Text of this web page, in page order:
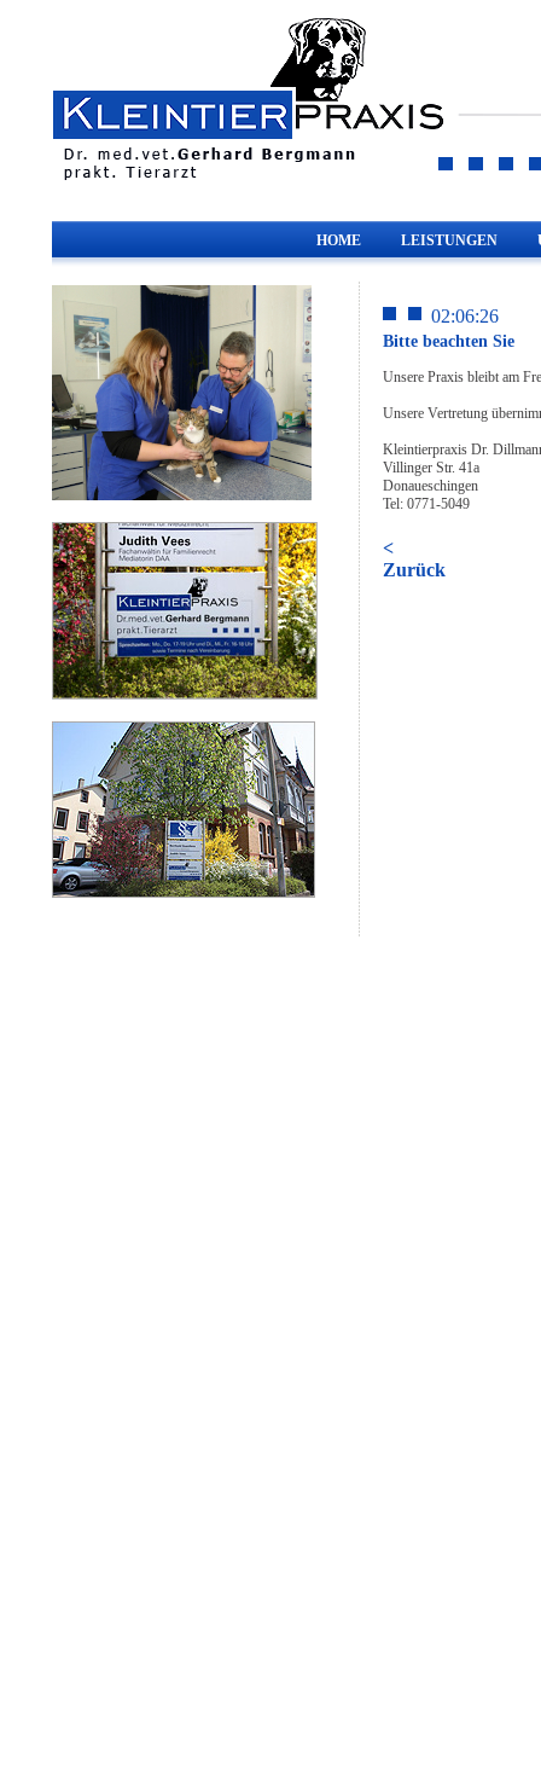
HOME LEISTUNGEN
02:06:26
Bitte beachten Sie
Unsere Praxis bleibt am
Unsere Vertretung
Kleintierpraxis Dr.
Villinger Str. 41a
Donaueschingen
Tel: 0771-5049
<
Zurück